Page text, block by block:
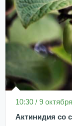
10:30 / 9
Актинидия со